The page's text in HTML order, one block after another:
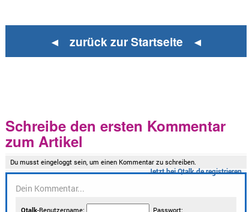
◄ zurück zur Startseite ◄
Schreibe den ersten Kommentar
zum Artikel